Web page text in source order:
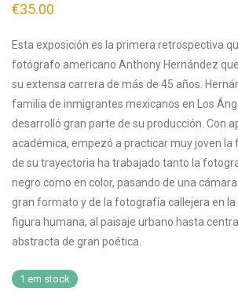
€35.00
Esta exposición es la primera retrospectiva
fotógrafo americano Anthony Hernández
su extensa carrera de más de 45 años.
familia de inmigrantes mexicanos en Los
desarrolló gran parte de su producción. Con
académica, empezó a practicar muy joven la
de su trayectoria ha trabajado tanto la
negro como en color, pasando de una
gran formato y de la fotografía callejera en la
figura humana, al paisaje urbano hasta
abstracta de gran poética.
1 em stock